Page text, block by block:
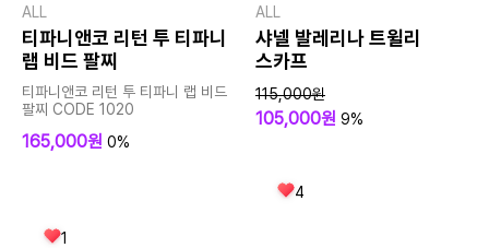
ALL
티파니앤코 리턴 투 티파니
랩 비드 팔찌
티파니앤코 리턴 투 티파니 랩 비드
팔찌 CODE 1020
165,000원 0%
1
ALL
샤넬 발레리나 트윌리
스카프
115,000원
105,000원 9%
4